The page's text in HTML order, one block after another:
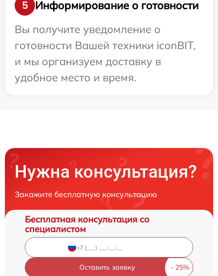
5
Информирование о готовности
Вы получите уведомление о
готовности Вашей техники iconBIT,
и мы организуем доставку в
удобное место и время.
Нужна консультация?
Закажите бесплатную консультацию
Бесплатная консультация со
специалистом
Оставить заявку